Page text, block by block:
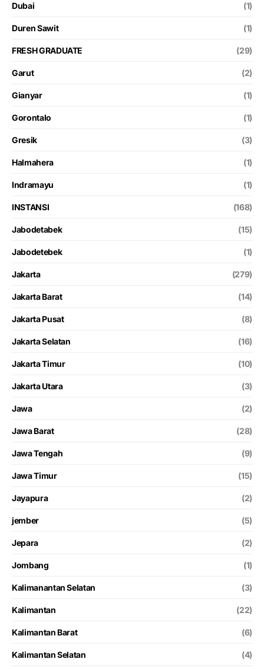
Dubai (1)
Duren Sawit (1)
FRESH GRADUATE (29)
Garut (2)
Gianyar (1)
Gorontalo (1)
Gresik (3)
Halmahera (1)
Indramayu (1)
INSTANSI (168)
Jabodetabek (15)
Jabodetebek (1)
Jakarta (279)
Jakarta Barat (14)
Jakarta Pusat (8)
Jakarta Selatan (16)
Jakarta Timur (10)
Jakarta Utara (3)
Jawa (2)
Jawa Barat (28)
Jawa Tengah (9)
Jawa Timur (15)
Jayapura (2)
jember (5)
Jepara (2)
Jombang (1)
Kalimanantan Selatan (3)
Kalimantan (22)
Kalimantan Barat (6)
Kalimantan Selatan (4)